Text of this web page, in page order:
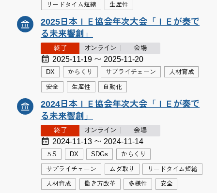
リードタイム短縮 生産性
2025日本ＩＥ協会年次大会「ＩＥが奏で
る未来響創」
終了 オンライン 会場
2025-11-19 〜 2025-11-20
DX からくり サプライチェーン 人材育成
安全 生産性 自動化
2024日本ＩＥ協会年次大会「ＩＥが奏で
る未来響創」
終了 オンライン 会場
2024-11-13 〜 2024-11-14
５S DX SDGs からくり
サプライチェーン ムダ取り リードタイム短縮
人材育成 働き方改革 多様性 安全